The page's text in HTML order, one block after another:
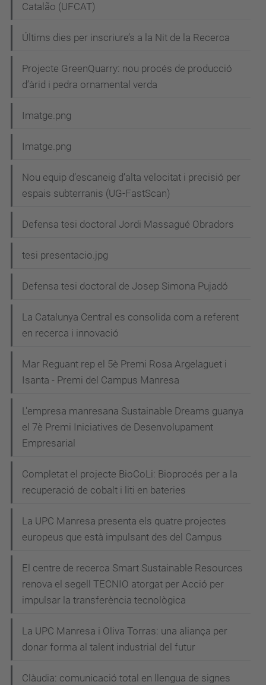
Catalão (UFCAT)
Últims dies per inscriure’s a la Nit de la Recerca
Projecte GreenQuarry: nou procés de producció
d’àrid i pedra ornamental verda
Imatge.png
Imatge.png
Nou equip d’escaneig d’alta velocitat i precisió per
espais subterranis (UG-FastScan)
Defensa tesi doctoral Jordi Massagué Obradors
tesi presentacio.jpg
Defensa tesi doctoral de Josep Simona Pujadó
La Catalunya Central es consolida com a referent
en recerca i innovació
Mar Reguant rep el 5è Premi Rosa Argelaguet i
Isanta - Premi del Campus Manresa
L'empresa manresana Sustainable Dreams guanya
el 7è Premi Iniciatives de Desenvolupament
Empresarial
Completat el projecte BioCoLi: Bioprocés per a la
recuperació de cobalt i liti en bateries
La UPC Manresa presenta els quatre projectes
europeus que està impulsant des del Campus
El centre de recerca Smart Sustainable Resources
renova el segell TECNIO atorgat per Acció per
impulsar la transferència tecnològica
La UPC Manresa i Oliva Torras: una aliança per
donar forma al talent industrial del futur
Clàudia: comunicació total en llengua de signes